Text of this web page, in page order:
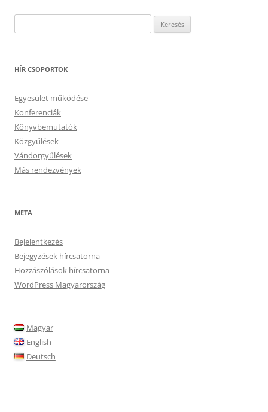
HÍR CSOPORTOK
Egyesület működése
Konferenciák
Könyvbemutatók
Közgyűlések
Vándorgyűlések
Más rendezvények
META
Bejelentkezés
Bejegyzések hírcsatorna
Hozzászólások hírcsatorna
WordPress Magyarország
Magyar
English
Deutsch